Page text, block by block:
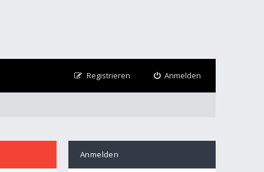
Anmelden
Registrieren
Anmelden